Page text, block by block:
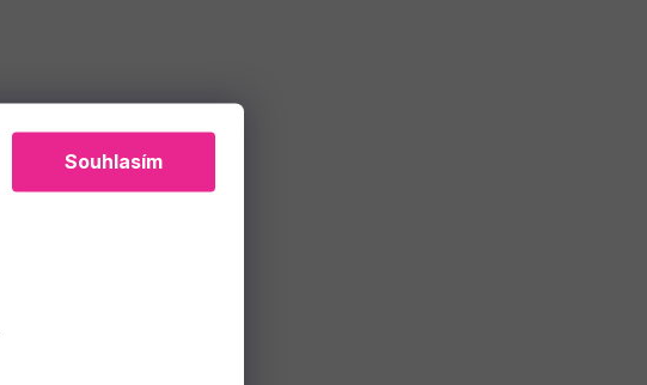
Souhlasím